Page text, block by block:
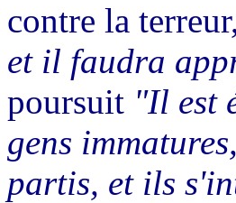
contre la
et il faudra
poursuit "Il est
gens
partis, et ils